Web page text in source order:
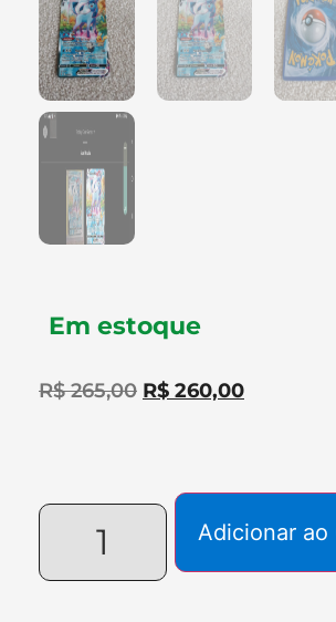
Em estoque
R$265,00 R$ 260,00
Adicionar ao